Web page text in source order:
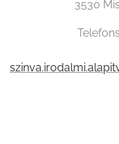
3530